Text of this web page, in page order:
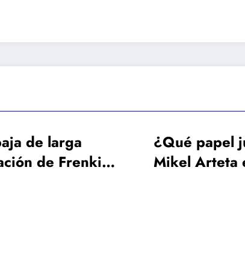
papel juega
Arteta en el
Vinícius